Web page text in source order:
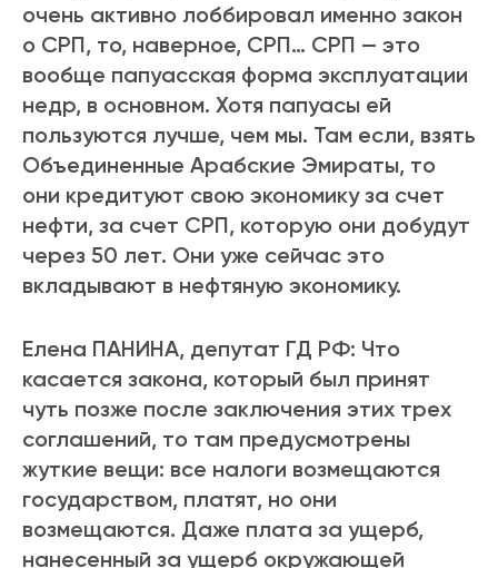
очень активно лоббировал именно закон
о СРП, то, наверное, СРП… СРП — это
вообще папуасская форма эксплуатации
недр, в основном. Хотя папуасы ей
пользуются лучше, чем мы. Там если, взять
Объединенные Арабские Эмираты, то
они кредитуют свою экономику за счет
нефти, за счет СРП, которую они добудут
через 50 лет. Они уже сейчас это
вкладывают в нефтяную экономику.
Елена ПАНИНА, депутат ГД РФ: Что
касается закона, который был принят
чуть позже после заключения этих трех
соглашений, то там предусмотрены
жуткие вещи: все налоги возмещаются
государством, платят, но они
возмещаются. Даже плата за ущерб,
нанесенный за ущерб окружающей